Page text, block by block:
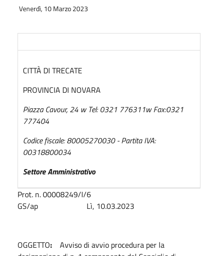
Data di pubblicazione
Venerdì, 10 Marzo 2023
CITTÀ DI TRECATE
PROVINCIA DI NOVARA
Piazza Cavour, 24 wTel: 0321 776311wFax:0321
777404
Codice fiscale: 80005270030 - Partita IVA:
00318800034
Settore Amministrativo
Prot. n. 00008249/I/6
GS/ap Lì, 10.03.2023
OGGETTO: Avviso di avvio procedura per la